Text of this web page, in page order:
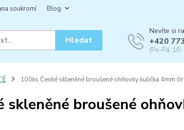
soukromí Blog
Hledat
Nevíte si
+420
(Po-Pá,
100ks České skleněné broušené ohňovky kulička 4mm
skleněné broušené